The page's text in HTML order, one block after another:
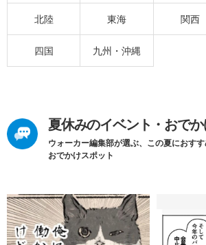
北陸 東海 関西
四国 九州・沖縄
夏休みのイベント・おで
ウォーカー編集部が選ぶ、この夏におす
おでかけスポット